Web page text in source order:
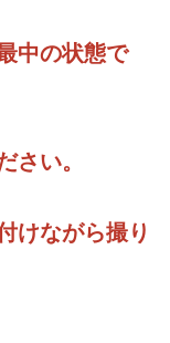
中の状態で
さい。
けながら撮り